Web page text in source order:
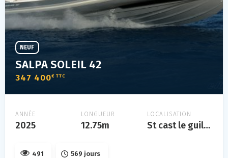
SALPA SOLEIL 42
347 400€ TTC
NEUF
ANNÉE
2025
LONGUEUR
12.75m
LOCALISATION
St cast le guildo
491 569 jours